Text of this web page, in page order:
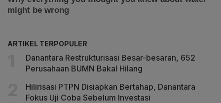
ARTIKEL TERPOPULER
Danantara Restrukturisasi Besar-besaran, 652
Perusahaan BUMN Bakal Hilang
Hilirisasi PTPN Disiapkan Bertahap, Danantara
Fokus Uji Coba Sebelum Investasi